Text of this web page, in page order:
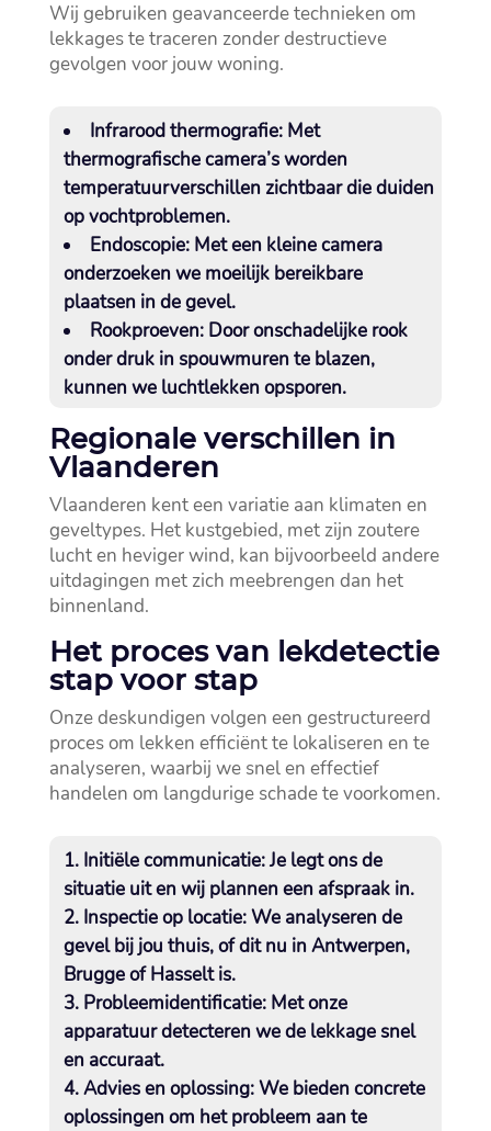
Wij gebruiken geavanceerde technieken om
lekkages te traceren zonder destructieve
gevolgen voor jouw woning.​
Infrarood thermografie:Met
thermografische camera’s worden
temperatuurverschillen zichtbaar die duiden
op vochtproblemen.​
Endoscopie:Met een kleine camera
onderzoeken we moeilijk bereikbare
plaatsen in de gevel.​
Rookproeven:Door onschadelijke rook
onder druk in spouwmuren te blazen,
kunnen we luchtlekken opsporen.​
Regionale verschillen in
Vlaanderen
Vlaanderen kent een variatie aan klimaten en
geveltypes.​ Het kustgebied, met zijn zoutere
lucht en heviger wind, kan bijvoorbeeld andere
uitdagingen met zich meebrengen dan het
binnenland.​
Het proces van lekdetectie
stap voor stap
Onze deskundigen volgen een gestructureerd
proces om lekken efficiënt te lokaliseren en te
analyseren, waarbij we snel en effectief
handelen om langdurige schade te voorkomen.​
Initiële communicatie: Je legt ons de
situatie uit en wij plannen een afspraak in.​
Inspectie op locatie: We analyseren de
gevel bij jou thuis, of dit nu in Antwerpen,
Brugge of Hasselt is.​
Probleemidentificatie: Met onze
apparatuur detecteren we de lekkage snel
en accuraat.​
Advies en oplossing: We bieden concrete
oplossingen om het probleem aan te